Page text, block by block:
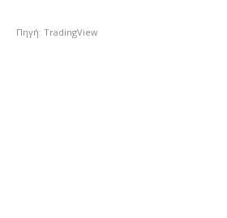
Πηγή: TradingView